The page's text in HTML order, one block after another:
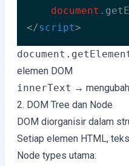
document
</script>
Code language: HTML,
elemen DOM
innerText →
2. DOM Tree dan Node
DOM diorganisir dalam
Setiap elemen HTML,
Node types utama: